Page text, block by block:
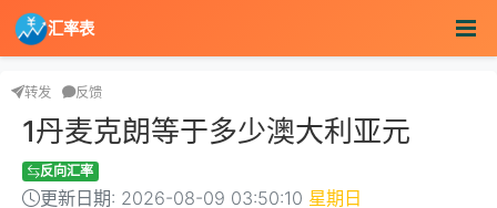
汇率表
转发 反馈
1丹麦克朗等于多少澳大利亚元
反向汇率
更新日期: 2026-08-09 03:50:10 星期日